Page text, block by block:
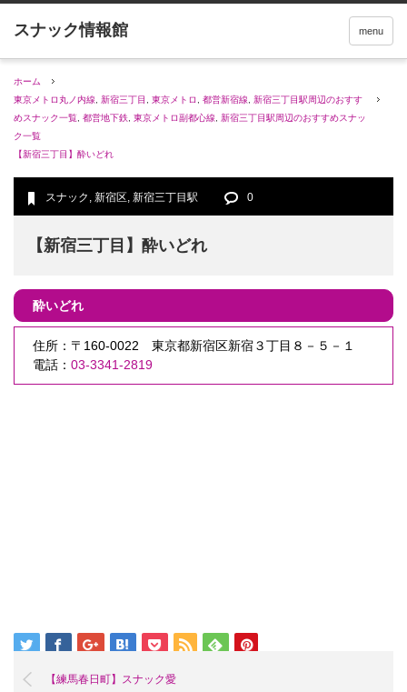
menu
ホーム
東京メトロ丸ノ内線
新宿三丁目 東京メトロ 都営新宿線
新宿三丁目駅周辺のおすす
めスナック一覧 都営地下鉄 東京メトロ副都心線
新宿三丁目駅周辺のおすすめスナッ
ク一覧
【新宿三丁目】酔いどれ
スナック , 新宿区, 新宿三丁目駅 0
【新宿三丁目】酔いどれ
酔いどれ
住所：〒160-0022 東京都新宿区新宿３丁目８－５－１
電話： 03-3341-2819
【練馬春日町】スナック愛